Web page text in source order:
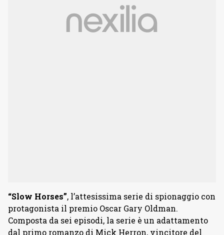
“Slow Horses”, l’attesissima serie di spionaggio con
protagonista il premio Oscar Gary Oldman.
Composta da sei episodi, la serie è un adattamento
dal primo romanzo di Mick Herron, vincitore del